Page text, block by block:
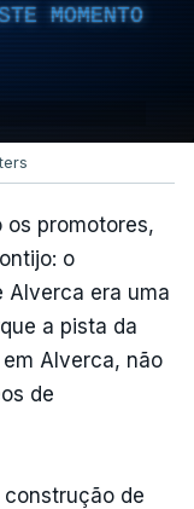
MOMENTO
os promotores,
o
Alverca era uma
a pista da
Alverca, não
de
de